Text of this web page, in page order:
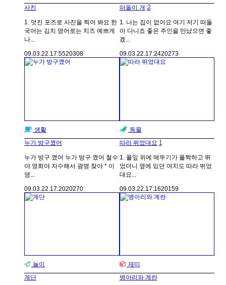
사진
1. 멋진 포즈로 사진을 찍어 봐요 한
국어는 김치 영어로는 치즈 예쁘게
나...
09.03.22.17:5520308
떠돌이 개 2
1. 나는 집이 없어요 여기 저기 떠돌
아 다니죠 좋은 주인을 만났으면 좋
겠...
09.03.22.17:2420273
생활
누가 방구꼈어
누가 방구 꼈어 누가 방구 꼈어 철수
야 영희야 자수해서 광명 찾아 * 이
영...
09.03.22. 17:2020270
동물
따라 뛰었대요 1
1. 풀잎 위에 메뚜기가 폴짝하고 뛰
었더니 옆에 있던 여치도 따라 뛰었
대요...
09.03.22. 17:1620159
놀이
계단
재미
병아리와 계란